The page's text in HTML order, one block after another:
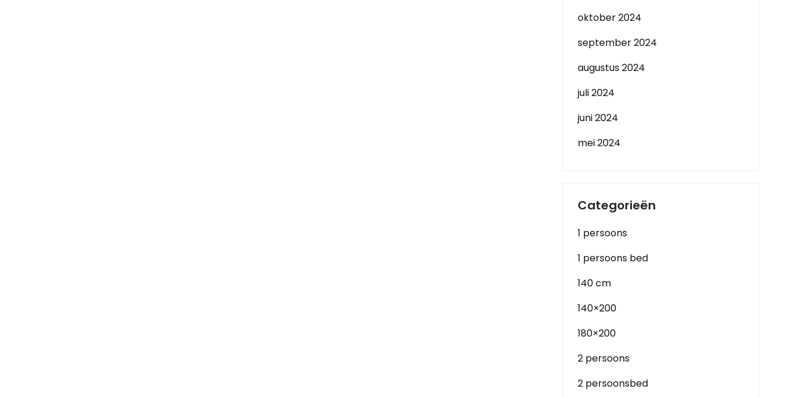
oktober 2024
september 2024
augustus 2024
juli 2024
juni 2024
mei 2024
Categorieën
1 persoons
1 persoons bed
140 cm
140×200
180×200
2 persoons
2 persoonsbed